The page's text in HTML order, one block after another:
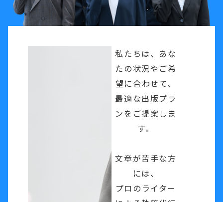
私たちは、あな
たの状況やご希
望に合わせて、
最適な出版プラ
ンをご提案しま
す。
文章が苦手な方
には、
プロのライター